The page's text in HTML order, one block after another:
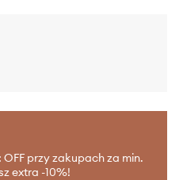
przy zakupach za min.
extra -10%!